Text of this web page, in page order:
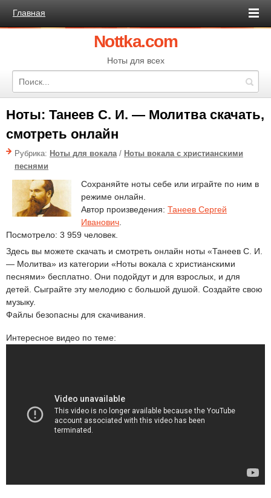
Главная
Nottka.com
Ноты для всех
Ноты: Танеев С. И. — Молитва скачать,
смотреть онлайн
Рубрика: Ноты для вокала/ Ноты вокала с христианскими
песнями
Сохраняйте ноты себе или играйте по ним в
режиме онлайн.
Автор произведения: Танеев Сергей
Иванович
Посмотрело: 3 959 человек.
Здесь вы можете скачать и смотреть онлайн ноты «Танеев С. И.
— Молитва» из категории «Ноты вокала с христианскими
песнями» бесплатно. Они подойдут и для взрослых, и для
детей. Сыграйте эту мелодию с большой душой. Создайте свою
музыку.
Файлы безопасны для скачивания.
Интересное видео по теме: